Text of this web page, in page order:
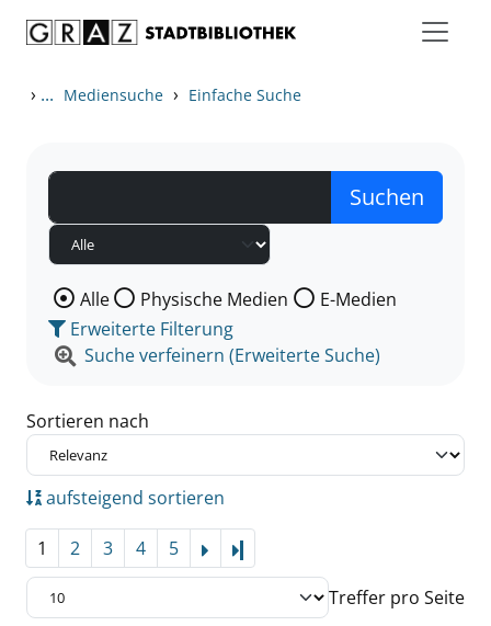
› ... Mediensuche › Einfache Suche
Wählen Sie die Medienart nach der Sie suchen wollen.
Alle Physische Medien
E-Medien
Erweiterte Filterung
Suche verfeinern (Erweiterte Suche)
Sortieren nach
aufsteigend sortieren
1 2 3 4 5
Treffer pro Seite